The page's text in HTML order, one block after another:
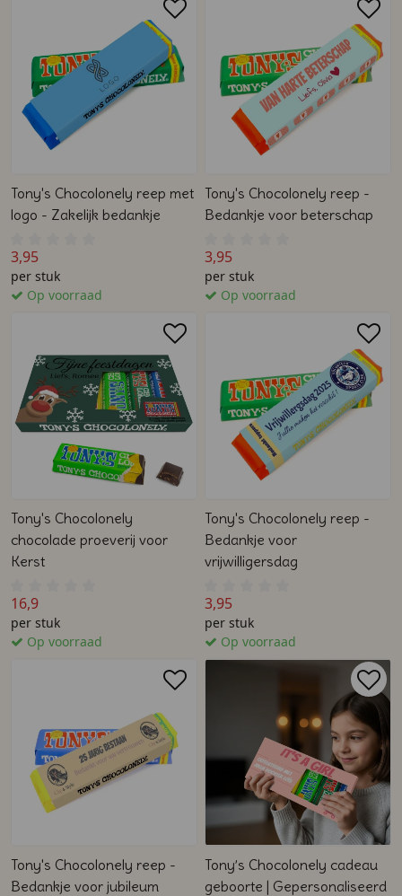
Tony's Chocolonely reep met
logo - Zakelijk bedankje
3,95
per stuk
Op voorraad
Tony's Chocolonely reep -
Bedankje voor beterschap
3,95
per stuk
Op voorraad
Tony's Chocolonely
chocolade proeverij voor
Kerst
16,9
per stuk
Op voorraad
Tony's Chocolonely reep -
Bedankje voor
vrijwilligersdag
3,95
per stuk
Op voorraad
Tony's Chocolonely reep -
Bedankje voor jubileum
Tony’s Chocolonely cadeau
geboorte | Gepersonaliseerd